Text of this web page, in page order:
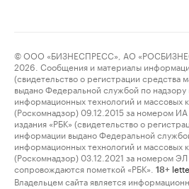
© ООО «БИЗНЕСПРЕСС», АО
2026. Сообщения и материалы
(свидетельство о регистрации средства
выдано Федеральной службой по надзору
информационных технологий и массовых
(Роскомнадзор) 09.12.2015 за номером
издания «РБК» (свидетельство о
информации выдано Федеральной
информационных технологий и массовых
(Роскомнадзор) 03.12.2021 за номером
сопровождаются пометкой «РБК».
18+
Владельцем сайта является